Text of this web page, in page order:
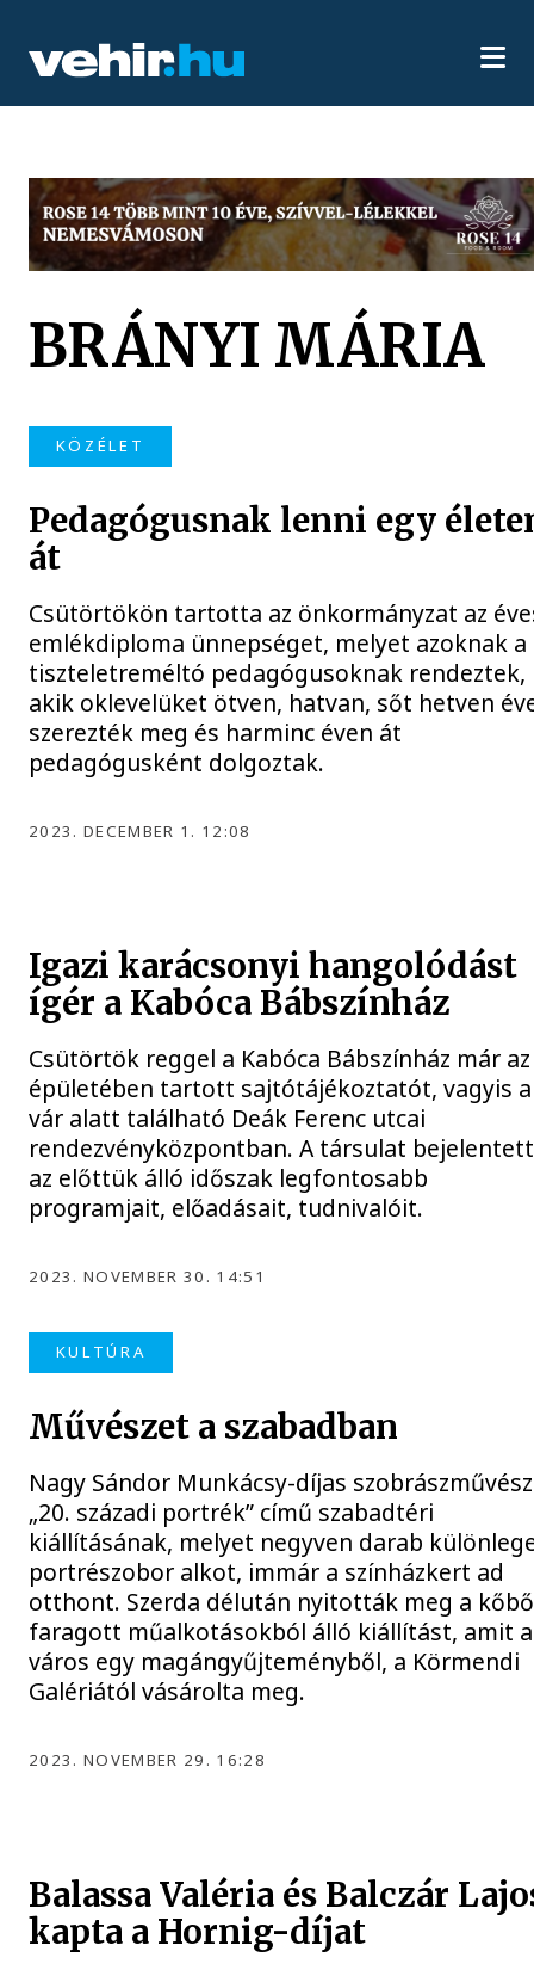
BRÁNYI MÁRIA
KÖZÉLET
Pedagógusnak lenni egy
át
Csütörtökön tartotta az önkormányzat az
emlékdiploma ünnepséget, melyet azoknak a
tiszteletreméltó pedagógusoknak rendeztek,
akik oklevelüket ötven, hatvan, sőt hetven
szerezték meg és harminc éven át
pedagógusként dolgoztak.
2023. DECEMBER 1. 12:08
Igazi karácsonyi hangolódást
ígér a Kabóca Bábszínház
Csütörtök reggel a Kabóca Bábszínház már
épületében tartott sajtótájékoztatót, vagyis a
vár alatt található Deák Ferenc utcai
rendezvényközpontban. A társulat
az előttük álló időszak legfontosabb
programjait, előadásait, tudnivalóit.
2023. NOVEMBER 30. 14:51
KULTÚRA
Művészet a szabadban
Nagy Sándor Munkácsy-díjas szobrászművész
„20. századi portrék” című szabadtéri
kiállításának, melyet negyven darab
portrészobor alkot, immár a színházkert ad
otthont. Szerda délután nyitották meg a
faragott műalkotásokból álló kiállítást, amit a
város egy magángyűjteményből, a Körmendi
Galériától vásárolta meg.
2023. NOVEMBER 29. 16:28
Balassa Valéria és Balczár
kapta a Hornig-díjat